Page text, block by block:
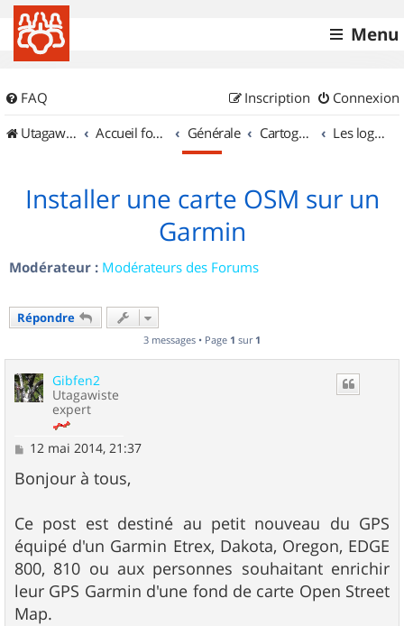
Menu
FAQ Connexion
Inscription
UtagawaVTT (Randos VTT et VTTAE avec traces GPS)
Accueil forum Générale Cartographie et GPS Les logiciels
Installer une carte OSM sur un
Garmin
Modérateur : Modérateurs des Forums
Répondre
3 messages • Page 1 sur 1
Gibfen2
Utagawiste
expert
M
s
s
g
e
12 mai 2014, 21:37
Bonjour à tous,
Ce post est destiné au petit nouveau du GPS
équipé d'un Garmin Etrex, Dakota, Oregon, EDGE
800, 810 ou aux personnes souhaitant enrichir
leur GPS Garmin d'une fond de carte Open Street
Map.